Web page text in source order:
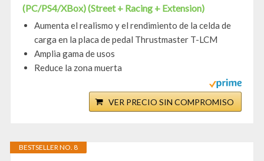
(PC/PS4/XBox) (Street + Racing + Extension)
Aumenta el realismo y el rendimiento de la celda de
carga en la placa de pedal Thrustmaster T-LCM
Amplia gama de usos
Reduce la zona muerta
VER PRECIO SIN COMPROMISO
BESTSELLER NO. 8